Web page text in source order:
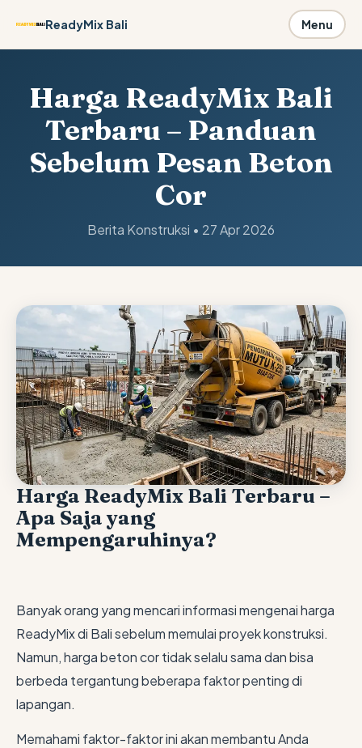
ReadyMix Bali Menu
Harga ReadyMix Bali
Terbaru – Panduan
Sebelum Pesan Beton
Cor
Berita Konstruksi • 27 Apr 2026
Harga ReadyMix Bali Terbaru –
Apa Saja yang
Mempengaruhinya?
Banyak orang yang mencari informasi mengenai harga
ReadyMix di Bali sebelum memulai proyek konstruksi.
Namun, harga beton cor tidak selalu sama dan bisa
berbeda tergantung beberapa faktor penting di
lapangan.
Memahami faktor-faktor ini akan membantu Anda